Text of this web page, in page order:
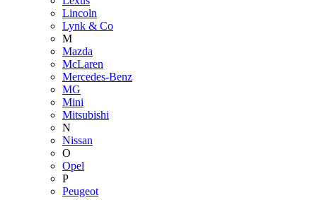
Lincoln
Lynk & Co
M
Mazda
McLaren
Mercedes-Benz
MG
Mini
Mitsubishi
N
Nissan
O
Opel
P
Peugeot